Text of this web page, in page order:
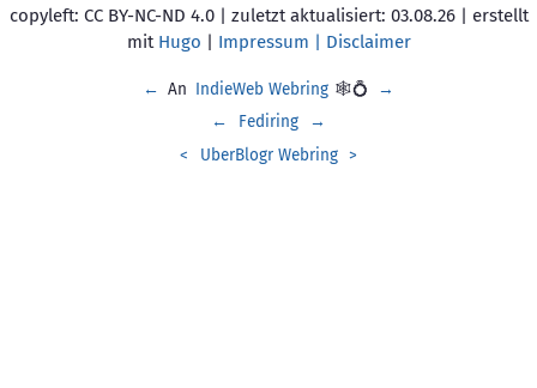
copyleft: CC BY-NC-ND 4.0 | zuletzt aktualisiert: 03.08.26 | erstellt
mit Hugo | Impressum | Disclaimer
← An IndieWeb Webring 🕸💍
→
←
Fediring
→
<
UberBlogr Webring >